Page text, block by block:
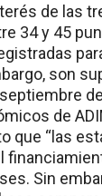
de las
34 y 45
son
de
que “las
Sin